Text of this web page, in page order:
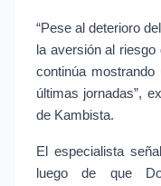
“Pese al deterioro
la aversión al
continúa
últimas jornadas”,
de Kambista.
El especialista
luego de que